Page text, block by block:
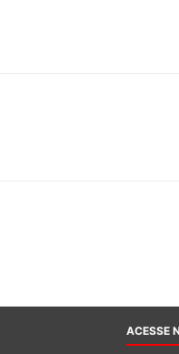
ACESSE